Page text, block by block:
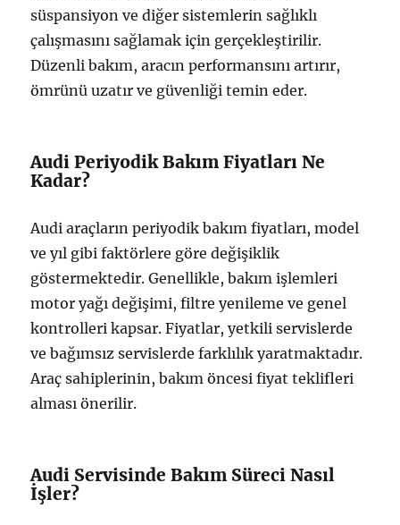
süspansiyon ve diğer sistemlerin sağlıklı
çalışmasını sağlamak için gerçekleştirilir.
Düzenli bakım, aracın performansını artırır,
ömrünü uzatır ve güvenliği temin eder.
Audi Periyodik Bakım Fiyatları Ne
Kadar?
Audi araçların periyodik bakım fiyatları, model
ve yıl gibi faktörlere göre değişiklik
göstermektedir. Genellikle, bakım işlemleri
motor yağı değişimi, filtre yenileme ve genel
kontrolleri kapsar. Fiyatlar, yetkili servislerde
ve bağımsız servislerde farklılık yaratmaktadır.
Araç sahiplerinin, bakım öncesi fiyat teklifleri
alması önerilir.
Audi Servisinde Bakım Süreci Nasıl
İşler?